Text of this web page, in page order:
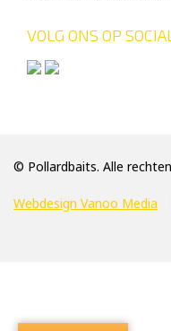
VOLG ONS OP
© Pollardbaits. Alle
Webdesign Vanoo Media